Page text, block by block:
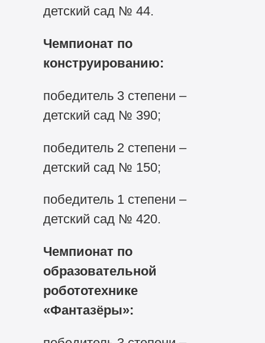
детский сад № 44.
Чемпионат по
конструированию:
победитель 3 степени –
детский сад № 390;
победитель 2 степени –
детский сад № 150;
победитель 1 степени –
детский сад № 420.
Чемпионат по
образовательной
робототехнике
«Фантазёры»: